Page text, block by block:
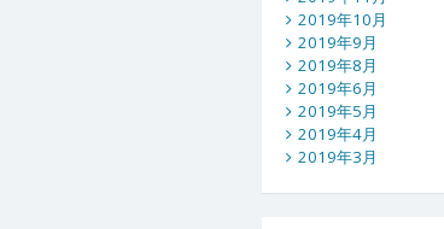
2019年10月
2019年9月
2019年8月
2019年6月
2019年5月
2019年4月
2019年3月